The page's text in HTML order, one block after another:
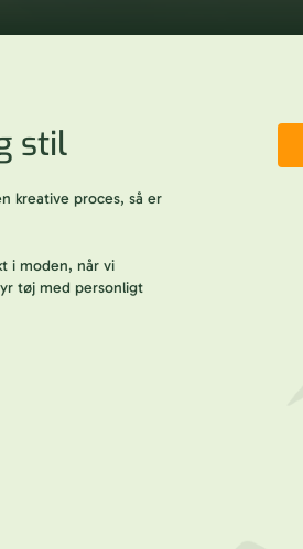
stil
kreative proces, så er
i moden, når vi
tøj med personligt